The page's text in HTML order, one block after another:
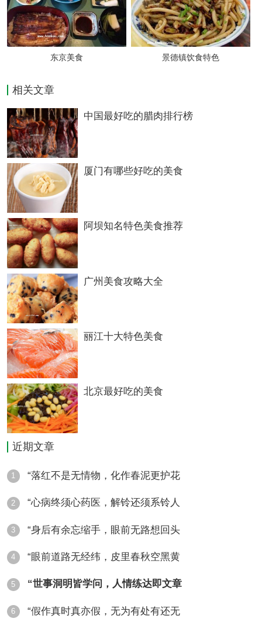
要首先向天帝、山水土地、火神等分别作为德
额吉泼洒，之后才能开始倒茶。每次倒茶，都
要按照年龄的大小，从长者开始依次敬茶。茶
锡林郭勒等地，主人先给客人敬一碗茶铲然后
把茶壶放到客人面前，让客人随意自倒自饮。
但是第一碗茶一定要敬。。客人喝完茶以后，
其中一个最长者要端着茶碗，说唱《茶的祝
词》。主人和其他客人要一起接着长者的尾音
说道：“扎，愿祝福应验”。把碗里的茶喝完，
把勺子从锅里拿出来，就可以上路了。
目前内蒙古西部区的牧民以喝砖茶为主，东部
区的牧民以喝红茶为主。砖茶以湖北省赵李庄
出的川字青砖茶质量最好，已有百年历史。砖
茶在熬的时候，可以单熬或加入其他佐料，主
要有以下几种。
茶烧开以后，放上奶于．再烧开以后，很快灌
到茶壶里。如果动作慢了，茶的颜色就会由白
变青。
面茶
东京美食 景德镇饮食特色
相关文章
中国最好吃的腊肉排行榜
厦门有哪些好吃的美食
阿坝知名特色美食推荐
广州美食攻略大全
丽江十大特色美食
北京最好吃的美食
近期文章
1 “落红不是无情物，化作春泥更护花
2 “心病终须心药医，解铃还须系铃人
3 “身后有余忘缩手，眼前无路想回头
4 “眼前道路无经纬，皮里春秋空黑黄
5 “世事洞明皆学问，人情练达即文章
6 “假作真时真亦假，无为有处有还无